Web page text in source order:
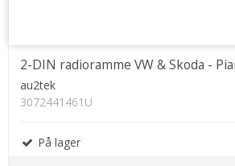
2-DIN radioramme VW & Skoda -
au2tek
3072441461U
På lager